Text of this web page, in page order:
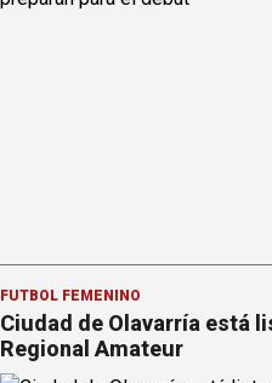
FÚTBOL FEMENINO
Ciudad de Olavarría está
Regional Amateur